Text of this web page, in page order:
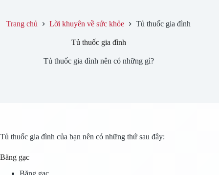
Trang chủ Lời khuyên về sức khỏe Tủ thuốc gia đình
Tủ thuốc gia đình
Tủ thuốc gia đình nên có những gì?
Tủ thuốc gia đình của bạn nên có những thứ sau đây:
Băng gạc
Băng gạc